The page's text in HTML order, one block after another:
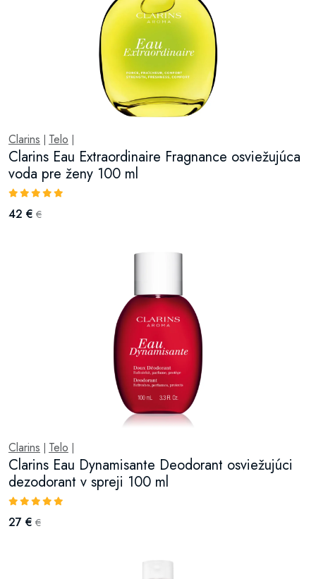
Clarins Telo
Clarins Eau Extraordinaire Fragnance osviežujúca
voda pre ženy 100 ml
42 € €
Clarins Telo
Clarins Eau Dynamisante Deodorant osviežujúci
dezodorant v spreji 100 ml
27 € €